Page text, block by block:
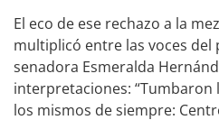
El eco de ese rechazo a la
multiplicó entre las voces del
senadora Esmeralda
interpretaciones: “Tumbaron
los mismos de siempre: